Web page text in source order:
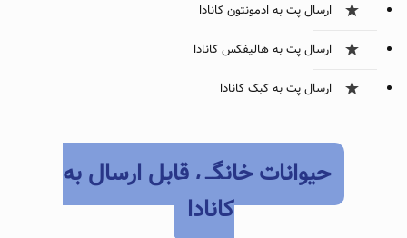
ارسال پت به ادمونتون کانادا
ارسال پت به هالیفکس کانادا
ارسال پت به کبک کانادا
حیوانات خانگی قابل ارسال به
کانادا